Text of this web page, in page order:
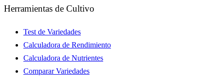
Herramientas de Cultivo
Test de Variedades
Calculadora de Rendimiento
Calculadora de Nutrientes
Comparar Variedades